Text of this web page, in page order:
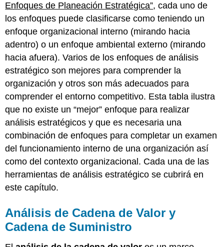
la
práctica
basado
en
recursos
Mapas
estrategia
Creación
de
mercados
del
océano
azul
usando
el
de
Análisis
FODA
1:
Enfoques de Planeación Estratégica”, cada uno de
los enfoques puede clasificarse como teniendo un
enfoque organizacional interno (mirando hacia
adentro) o un enfoque ambiental externo (mirando
hacia afuera). Varios de los enfoques de análisis
estratégico son mejores para comprender la
organización y otros son más adecuados para
comprender el entorno competitivo. Esta tabla ilustra
que no existe un “mejor” enfoque para realizar
análisis estratégicos y que es necesaria una
combinación de enfoques para completar un examen
del funcionamiento interno de una organización así
como del contexto organizacional. Cada una de las
herramientas de análisis estratégico se cubrirá en
este capítulo.
Análisis de Cadena de Valor y
Cadena de Suministro